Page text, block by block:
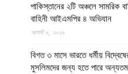
পাকিস্তানের ২টি অঞ্চলে সামরিক
বাহিনী আইএমপির ৪ অভিযান
আগস্ট ৮, ২০২৬
বিগত ৩ মাসে ভারতে ধর্মীয়
মুসলিমদের জন্য হতে পারে অন্যতম